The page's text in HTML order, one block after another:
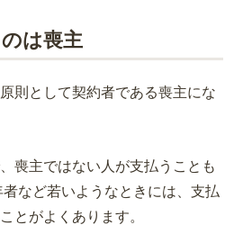
は喪主
則として契約者である喪主にな
喪主ではない人が支払うことも
など若いようなときには、支払
とがよくあります。